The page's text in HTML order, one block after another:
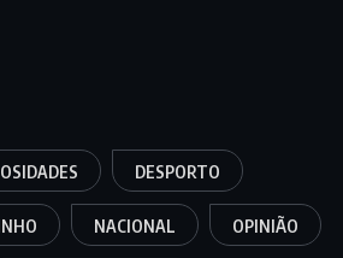
DESPORTO
NACIONAL OPINIÃO